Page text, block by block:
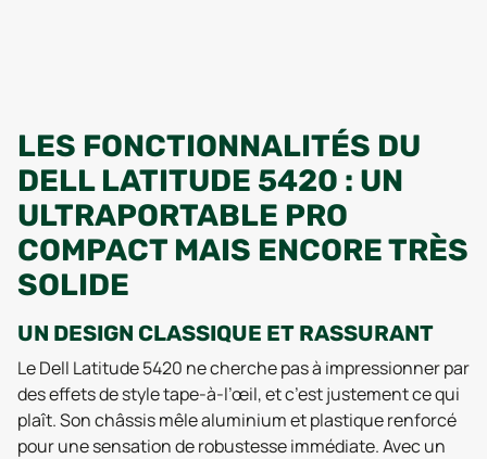
LES FONCTIONNALITÉS DU
DELL LATITUDE 5420 : UN
ULTRAPORTABLE PRO
COMPACT MAIS ENCORE TRÈS
SOLIDE
UN DESIGN CLASSIQUE ET RASSURANT
Le Dell Latitude 5420 ne cherche pas à impressionner par
des effets de style tape-à-l’œil, et c’est justement ce qui
plaît. Son châssis mêle aluminium et plastique renforcé
pour une sensation de robustesse immédiate. Avec un